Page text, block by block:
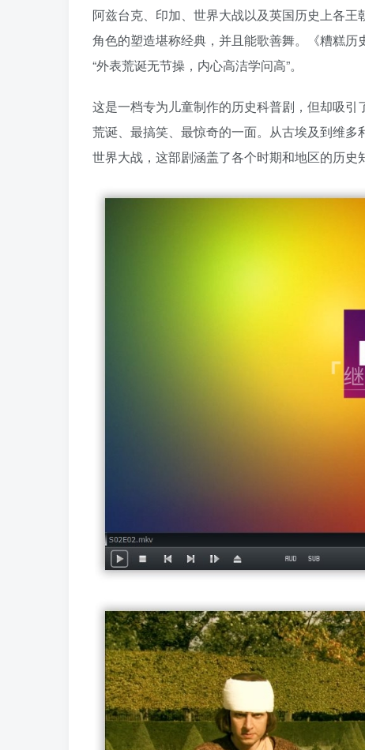
阿兹台克、印加、世界大战以及英国历史上各
角色的塑造堪称经典，并且能歌善舞。《糟糕
“外表荒诞无节操，内心高洁学问高”。
这是一档专为儿童制作的历史科普剧，但却吸
荒诞、最搞笑、最惊奇的一面。从古埃及到维
世界大战，这部剧涵盖了各个时期和地区的历史